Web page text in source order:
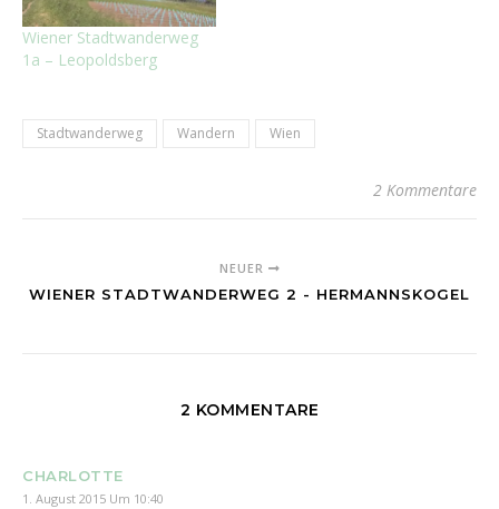
Wiener Stadtwanderweg
1a – Leopoldsberg
Stadtwanderweg Wandern Wien
2 Kommentare
NEUER
WIENER STADTWANDERWEG 2 - HERMANNSKOGEL
2 KOMMENTARE
CHARLOTTE
1. August 2015 Um 10:40